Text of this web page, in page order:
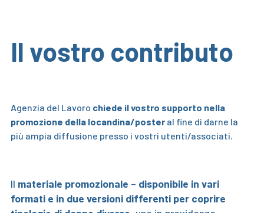
Il vostro contributo
Agenzia del Lavoro chiede il vostro supporto nella
promozione della locandina/poster al fine di darne la
più ampia diffusione presso i vostri utenti/associati.
Il materiale promozionale – disponibile in vari
formati e in due versioni differenti per coprire